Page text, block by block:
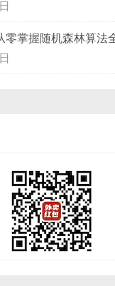
零掌握随机森林算法